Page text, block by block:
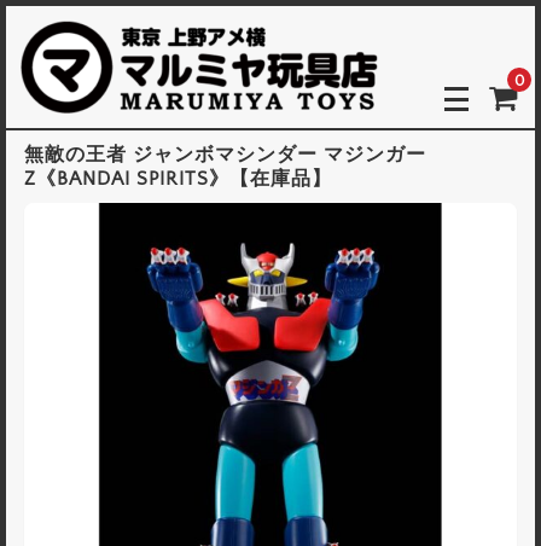
0
無敵の王者 ジャンボマシンダー マジンガー
Z《BANDAI SPIRITS》【在庫品】